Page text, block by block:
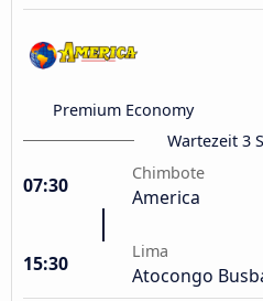
Premium Economy
Wartezeit 3
07:30
Chimbote
America
15:30
Lima
Atocongo